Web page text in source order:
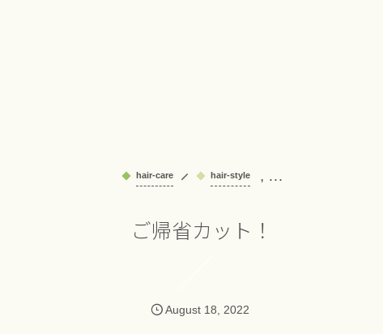
hair-care hair-style , …
ご帰省カット！
August 18 2022